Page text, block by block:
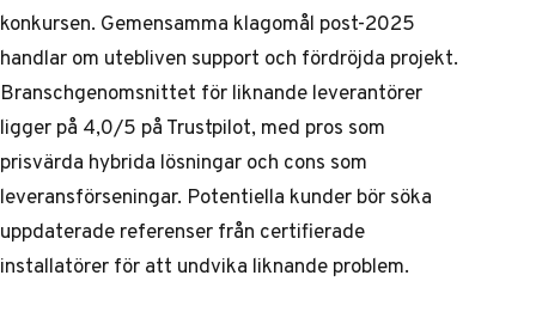
konkursen. Gemensamma klagomål post-2025
handlar om utebliven support och fördröjda projekt.
Branschgenomsnittet för liknande leverantörer
ligger på 4,0/5 på Trustpilot, med pros som
prisvärda hybrida lösningar och cons som
leveransförseningar. Potentiella kunder bör söka
uppdaterade referenser från certifierade
installatörer för att undvika liknande problem.